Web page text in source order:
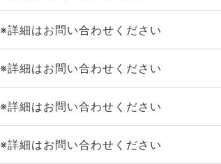
※詳細はお問い合わせください
※詳細はお問い合わせください
※詳細はお問い合わせください
※詳細はお問い合わせください